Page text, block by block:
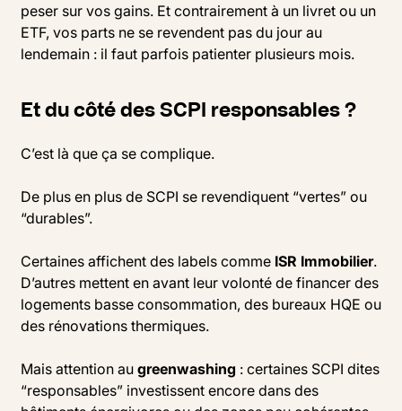
peser sur vos gains. Et contrairement à un livret ou un
ETF, vos parts ne se revendent pas du jour au
lendemain : il faut parfois patienter plusieurs mois.
Et du côté des SCPI responsables ?
C’est là que ça se complique.
De plus en plus de SCPI se revendiquent “vertes” ou
“durables”.
Certaines affichent des labels comme ISR Immobilier.
D’autres mettent en avant leur volonté de financer des
logements basse consommation, des bureaux HQE ou
des rénovations thermiques.
Mais attention au greenwashing : certaines SCPI dites
“responsables” investissent encore dans des